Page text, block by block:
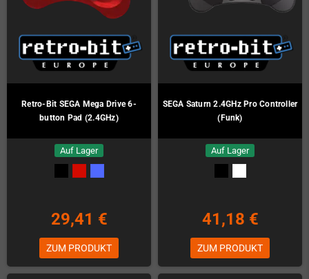
Retro-Bit SEGA Mega Drive 6-
button Pad (2.4GHz)
Auf Lager
29,41 €
ZUM PRODUKT
SEGA Saturn 2.4GHz Pro Controller
(Funk)
Auf Lager
41,18 €
ZUM PRODUKT